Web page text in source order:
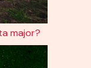
major?